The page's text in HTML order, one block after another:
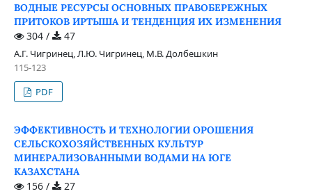
ВОДНЫЕ РЕСУРСЫ ОСНОВНЫХ ПРАВОБЕРЕЖНЫХ
ПРИТОКОВ ИРТЫША И ТЕНДЕНЦИЯ ИХ ИЗМЕНЕНИЯ
304 / 47
А.Г. Чигринец, Л.Ю. Чигринец, М.В. Долбешкин
115-123
PDF
ЭФФЕКТИВНОСТЬ И ТЕХНОЛОГИИ ОРОШЕНИЯ
СЕЛЬСКОХОЗЯЙСТВЕННЫХ КУЛЬТУР
МИНЕРАЛИЗОВАННЫМИ ВОДАМИ НА ЮГЕ
КАЗАХСТАНА
156 / 27